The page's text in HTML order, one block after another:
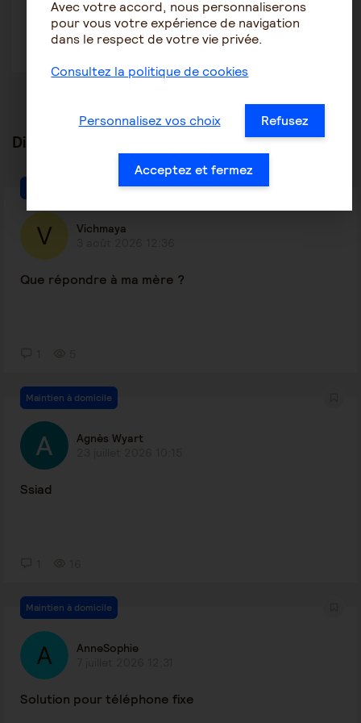
bien cordialement
Discussions en lien
Vichmaya
Que répondre à ma mère ?
Maintien à domicile
Agnès Wyart
Ssiad
Maintien à domicile
AnneSophie
Solution pour téléphone fixe
Avec votre accord, nous personnaliserons
pour vous votre expérience de navigation
dans le respect de votre vie privée.
Consultez la politique de cookies
Personnalisez vos choix Refusez
Acceptez et fermez